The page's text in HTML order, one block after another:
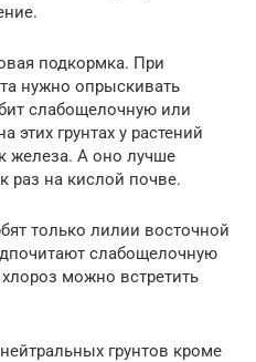
подкормка. При
нужно опрыскивать
слабощелочную или
этих грунтах у растений
железа. А оно лучше
раз на кислой почве.
только лилии восточной
слабощелочную
можно встретить
грунтов кроме